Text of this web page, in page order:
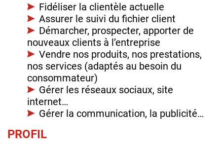
Fidéliser la clientèle actuelle
Assurer le suivi du fichier client
Démarcher, prospecter, apporter de
nouveaux clients à l’entreprise
Vendre nos produits, nos prestations,
nos services (adaptés au besoin du
consommateur)
Gérer les réseaux sociaux, site
internet…
Gérer la communication, la publicité…
PROFIL